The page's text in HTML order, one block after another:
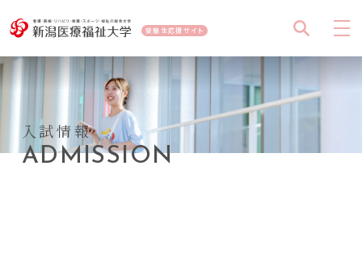
受験生応援サイト
入試情報
ADMISSION